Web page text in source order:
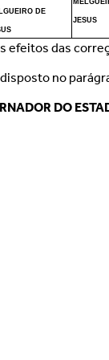
DE
JESUS
efeitos das
no
DO